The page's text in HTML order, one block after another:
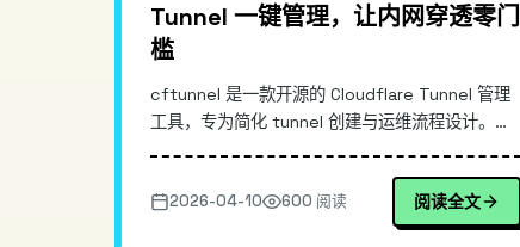
Tunnel 一键管理，让内网穿透零门
槛
cftunnel 是一款开源的 Cloudflare Tunnel 管理
工具，专为简化 tunnel 创建与运维流程设计。通
由，将本地服务快速暴露至公网并获得 HTTPS 访
问能力。当前版本 0.8.1 已获得 237 GitHub
Stars，提供 OpenClaw 深度集成，适合开发者快
2026-04-10 600 阅读 阅读全文